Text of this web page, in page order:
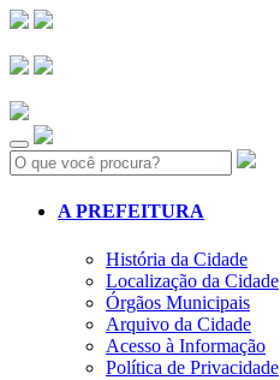
Search:
A PREFEITURA
História da Cidade
Localização da Cidade
Órgãos Municipais
Arquivo da Cidade
Acesso à Informação
Política de Privacidade